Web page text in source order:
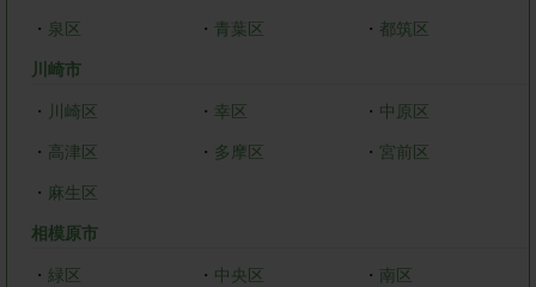
・ 泉区 ・ 青葉区 ・ 都筑区
川崎市
・ 川崎区 ・ 幸区 ・ 中原区
・ 高津区 ・ 多摩区 ・ 宮前区
・ 麻生区
相模原市
・ 緑区 ・ 中央区 ・ 南区